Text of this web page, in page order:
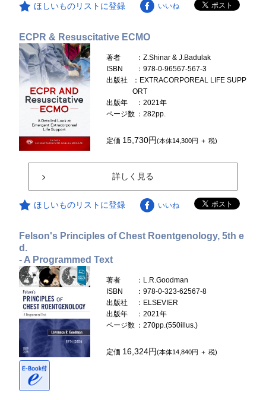
ほしいものリストに登録 いいね
ECPR & Resuscitative ECMO
著者
：Z.Shinar & J.Badulak
ISBN
：978-0-96567-567-3
出版社
：EXTRACORPOREAL LIFE SUPP
ORT
出版年
：2021年
ページ数 ：282pp.
定価 15,730円(本体14,300円 ＋ 税)
詳しく見る
ほしいものリストに登録 いいね
Felson's Principles of Chest Roentgenology, 5th e
d.
- A Programmed Text
著者
：L.R.Goodman
ISBN
：978-0-323-62567-8
出版社
：ELSEVIER
出版年
：2021年
ページ数 ：270pp.(550illus.)
定価 16,324円(本体14,840円 ＋ 税)